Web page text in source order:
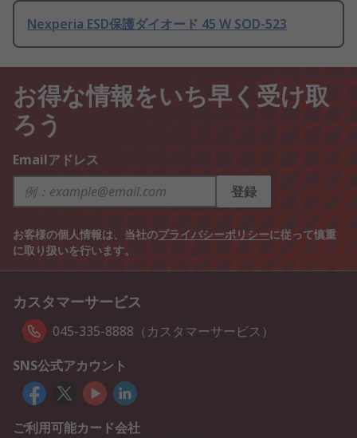
Nexperia ESD保護ダイオード 45 W SOD-523
お得な情報をいち早く受け取
ろう
Emailアドレス
登録
お客様の個人情報は、当社のプライバシーポリシーに従って慎重
に取り扱いを行います。
カスタマーサービス
045-335-8888（カスタマーサービス）
SNS公式アカウント
ご利用可能カード会社